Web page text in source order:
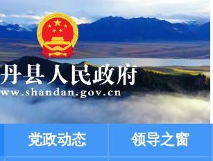
党政动态 领导之窗